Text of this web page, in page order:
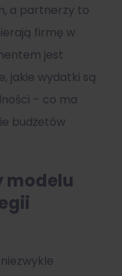
a partnerzy to
firmę w
jest
jakie wydatki są
– co ma
budżetów
modelu